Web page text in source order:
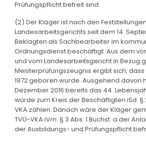
Prüfungspflicht befreit sind.
(2) Der Kläger ist nach den
Landesarbeitsgerichts seit dem 14.
Beklagten als Sachbearbeiter im
Ordnungsdienst beschäftigt. Aus dem
und vom Landesarbeitsgericht in Bezug
Meisterprüfungszeugnis ergibt sich,
1972 geboren wurde. Ausgehend davon
Dezember 2016 bereits das 44.
würde zum Kreis der Beschäftigten iSd. §
VKA zählen. Danach wäre der Kläger
TVÜ-VKA iVm. § 3 Abs. 1 Buchst. a der
der Ausbildungs- und Prüfungspflicht